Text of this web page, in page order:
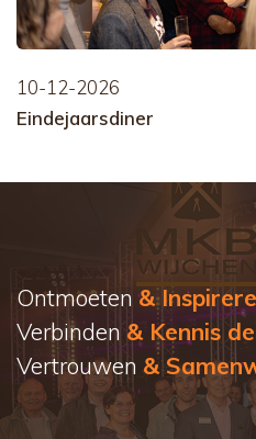
10-12-2026
Eindejaarsdiner
Ontmoeten &
Verbinden & Kennis
Vertrouwen &